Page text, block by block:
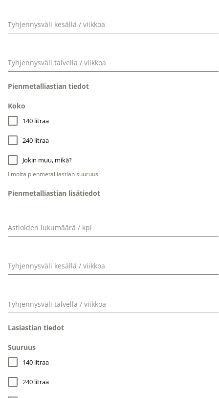
Tyhjennysväli kesällä / viikkoa
Tyhjennysväli talvella / viikkoa
Pienmetalliastian tiedot
Koko
140 litraa
240 litraa
Jokin muu, mikä?
Ilmoita pienmetalliastian suuruus.
Pienmetalliastian lisätiedot
Astioiden lukumäärä / kpl
Tyhjennysväli kesällä / viikkoa
Tyhjennysväli talvella / viikkoa
Lasiastian tiedot
Suuruus
140 litraa
240 litraa